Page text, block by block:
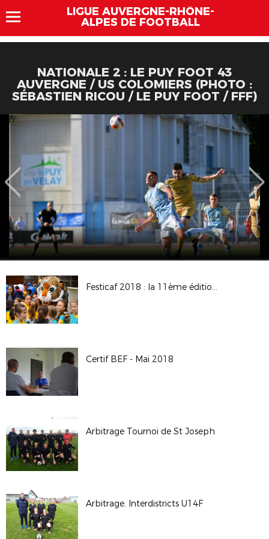
LIGUE AUVERGNE-RHÔNE-
ALPES DE FOOTBALL
NATIONALE 2 : LE PUY FOOT 43
AUVERGNE / US COLOMIERS (PHOTO :
SÉBASTIEN RICOU / LE PUY FOOT / FFF)
Festicaf 2018 : la 11ème édition du rassemblement des écoles féminines de football
Certif BEF - Mai 2018
Arbitrage Tournoi de St Joseph
Arbitrage. Interdistricts U14F